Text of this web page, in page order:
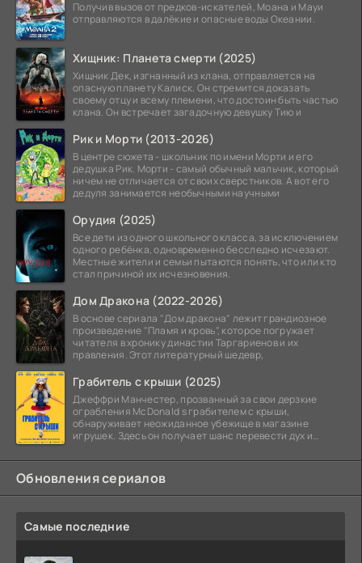
Получив вызов от предков-искателей, Моана и Мауи
отправляются в далёкие и опасные воды Океании.
Хищник: Планета смерти (2025)
Хищник Дек, изгнанный из клана, отправляется на
опасную планету Калиск. Он стремится доказать
своему отцу и всему племени, что достоин быть частью
клана. Он встречает загадочную девушку Тию и
Рик и Морти (2013-2026)
В центре сюжета - школьник по имени Морти и его
дедушка Рик. Морти - самый обычный мальчик, который
ничем не отличается от своих сверстников. А вот его
дедуля занимается необычными научными
Орудия (2025)
Все дети из одного школьного класса, за исключением
одного ребёнка, одновременно бесследно исчезают.
Местные жители и семьи пытаются понять, что или кто
стал причиной их исчезновения.
Дом Дракона (2022-2026)
В основе сериала "Дом дракона" лежит грандиозное
произведение "Пламя и кровь", которое погружает
читателя в хронику династии Таргариенов и их
правления. Этот литературный шедевр,
Грабитель с крыши (2025)
Джеффри Манчестер, прозванный за свои дерзкие
ограбления McDonald s грабителем с крыши,
обнаруживает неожиданное убежище в магазине
игрушек. Здесь он получает шанс перевести дух и
Обновления сериалов
Самые последние